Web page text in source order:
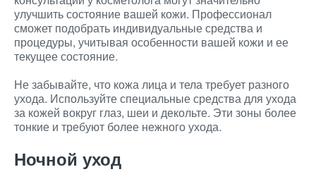
улучшить состояние вашей кожи. Профессионал
сможет подобрать индивидуальные средства и
процедуры, учитывая особенности вашей кожи и ее
текущее состояние.
Не забывайте, что кожа лица и тела требует разного
ухода. Используйте специальные средства для ухода
за кожей вокруг глаз, шеи и декольте. Эти зоны более
тонкие и требуют более нежного ухода.
Ночной уход